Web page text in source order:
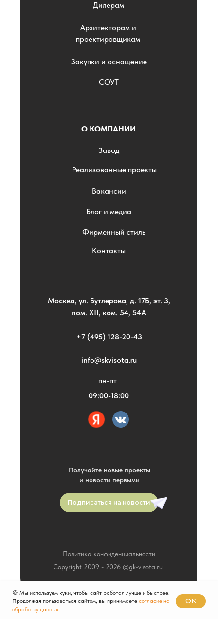
Политика конфиденциальности
Copyright 2009 - 2026 ©gk-visota.ru
Архитекторам и
проектировщикам
Дилерам
Закупки и оснащение
СОУТ
Получайте новые проекты
и новости первыми
О КОМПАНИИ
Завод
Реализованные проекты
Вакансии
Блог и медиа
Фирменный стиль
Контакты
+7 (495) 128-20-43
info@skvisota.ru
Москва, ул. Бутлерова, д. 17Б, эт. 3,
пом. XII, ком. 54, 54А
пн-пт
09:00-18:00
Подписаться на новости
🍪 Мы используем куки, чтобы сайт работал лучше и быстрее.
Продолжая пользоваться сайтом, вы принимаете согласие на
обработку данных.
OK